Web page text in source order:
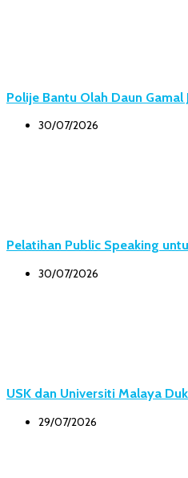
Polije Bantu Olah Daun Gamal
30/07/2026
Pelatihan Public Speaking
30/07/2026
USK dan Universiti Malaya
29/07/2026